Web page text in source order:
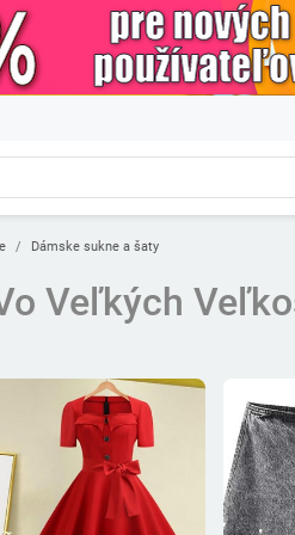
Dámske sukne a šaty
Veľkých